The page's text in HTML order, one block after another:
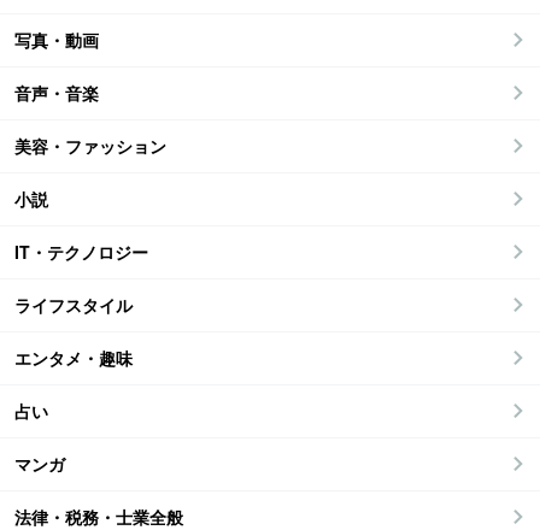
写真・動画
音声・音楽
美容・ファッション
小説
IT・テクノロジー
ライフスタイル
エンタメ・趣味
占い
マンガ
法律・税務・士業全般